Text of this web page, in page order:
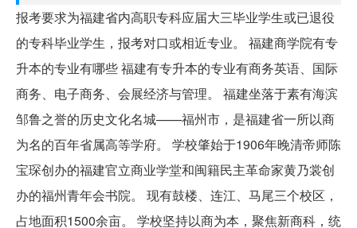
报考要求为福建省内高职专科应届大三毕业学生或已退役
的专科毕业学生，报考对口或相近专业。 福建商学院有专
升本的专业有哪些 福建有专升本的专业有商务英语、国际
商务、电子商务、会展经济与管理。 福建坐落于素有海滨
邹鲁之誉的历史文化名城——福州市，是福建省一所以商
为名的百年省属高等学府。 学校肇始于1906年晚清帝师陈
宝琛创办的福建官立商业学堂和闽籍民主革命家黄乃裳创
办的福州青年会书院。 现有鼓楼、连江、马尾三个校区，
占地面积1500余亩。 学校坚持以商为本，聚焦新商科，统